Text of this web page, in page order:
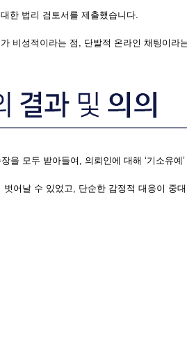
한 법리 검토서를 제출했습니다.
비성적이라는 점, 단발적 온라인 채팅이
을 모두 받아들여, 의뢰인에 대해 ‘기소유예
어날 수 있었고, 단순한 감정적 대응이 중